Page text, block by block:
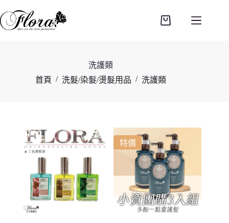
至
主
購
洗護類
首頁 / 洗髮/染髮/燙髮用品 / 洗護類
特價